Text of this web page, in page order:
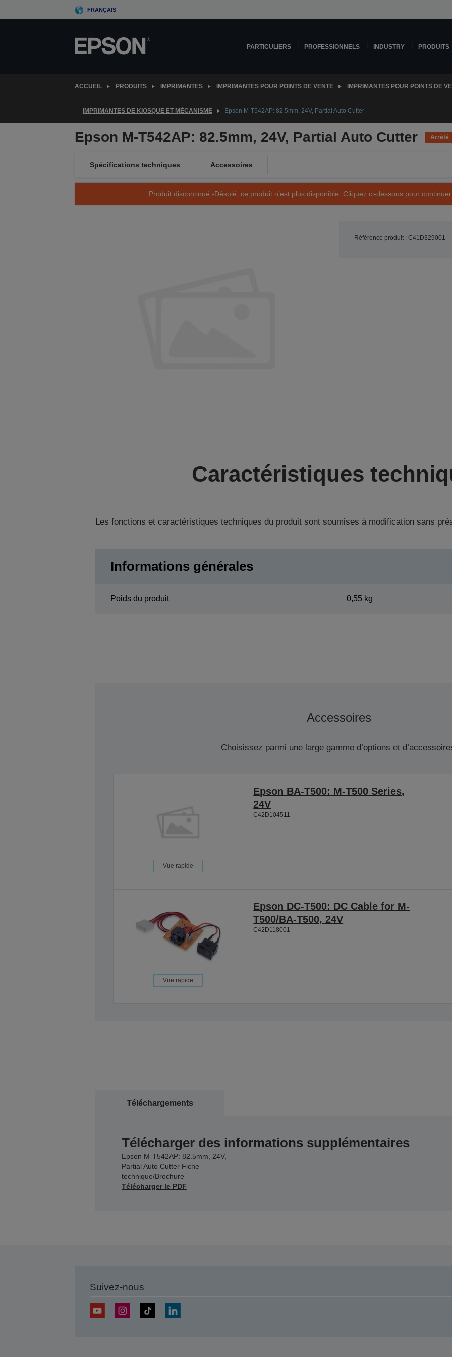
to
FRANÇAIS
PARTICULIERS PROFESSIONNELS INDUSTRY PRODUITS
ACCUEIL PRODUITS IMPRIMANTES IMPRIMANTES POUR POINTS DE VENTE IMPRIMANTES POUR POINTS DE
IMPRIMANTES DE KIOSQUE ET MÉCANISME Epson M-T542AP: 82.5mm, 24V, Partial Auto Cutter
Epson M-T542AP: 82.5mm, 24V, Partial Auto Cutter Arrêté
Spécifications techniques Accessoires
Produit discontinué -Désolé, ce produit n’est plus disponible. Cliquez ci-dessous pour
Référence produit : C41D329001
Caractéristiques
Les fonctions et caractéristiques techniques du produit sont soumises à modification sans
Informations générales
Poids du produit 0,55 kg
Accessoires
Choisissez parmi une large gamme d’options et
Vue rapide
Epson BA-T500: M-T500 Series,
24V
C42D104511
Vue rapide
Epson DC-T500: DC Cable for M-
T500/BA-T500, 24V
C42D118001
Téléchargements
Télécharger des informations supplémentaires
Epson M-T542AP: 82.5mm, 24V,
Partial Auto Cutter Fiche
technique/Brochure
Télécharger le PDF
Suivez-nous